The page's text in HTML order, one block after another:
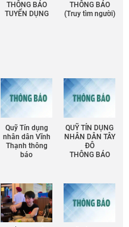
THÔNG BÁO
TUYỂN DỤNG
THÔNG BÁO
(Truy tìm người)
Quỹ Tín dụng
nhân dân Vĩnh
Thạnh thông
báo
QUỸ TÍN DỤNG
NHÂN DÂN TÂY
ĐÔ
THÔNG BÁO